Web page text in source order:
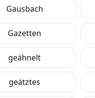
Gausbach
Gazetten
geähnelt
geätztes